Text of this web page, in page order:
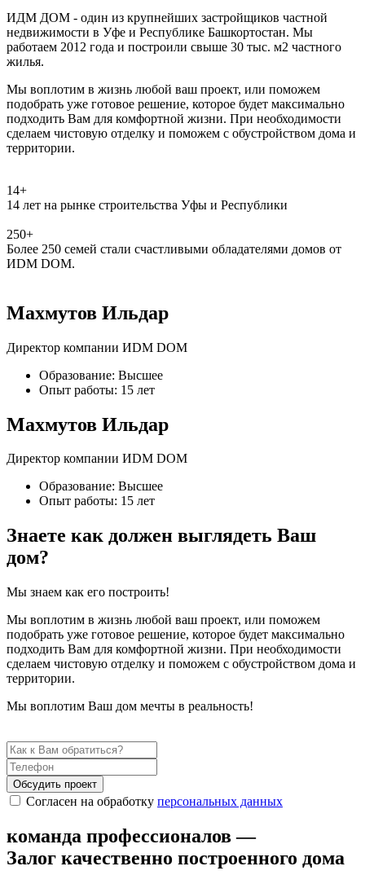
ИДМ ДОМ - один из крупнейших застройщиков частной
недвижимости в Уфе и Республике Башкортостан. Мы
работаем 2012 года и построили свыше 30 тыс. м2 частного
жилья.
Мы воплотим в жизнь любой ваш проект, или поможем
подобрать уже готовое решение, которое будет максимально
подходить Вам для комфортной жизни. При необходимости
сделаем чистовую отделку и поможем с обустройством дома и
территории.
14+
14 лет на рынке строительства Уфы и Республики
250+
Более 250 семей стали счастливыми обладателями домов от
ИDM DOM.
Махмутов Ильдар
Директор компании ИDM DOM
Образование: Высшее
Опыт работы: 15 лет
Махмутов Ильдар
Директор компании ИDM DOM
Образование: Высшее
Опыт работы: 15 лет
Знаете как должен выглядеть Ваш
дом?
Мы знаем как его построить!
Мы воплотим в жизнь любой ваш проект, или поможем
подобрать уже готовое решение, которое будет максимально
подходить Вам для комфортной жизни. При необходимости
сделаем чистовую отделку и поможем с обустройством дома и
территории.
Мы воплотим Ваш дом мечты в реальность!
Обсудить проект
Согласен на обработку персональных данных
команда профессионалов —
Залог качественно построенного дома